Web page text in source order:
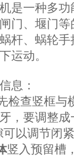
是一种多
门、堰门
杆、蜗轮
运动。
息：
检查竖框与
，要调整
可以调节闭
竖入预留槽